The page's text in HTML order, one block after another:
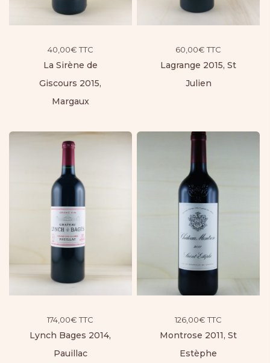
40,00€ TTC
La Sirène de
Giscours 2015,
Margaux
60,00€ TTC
Lagrange 2015, St
Julien
174,00€ TTC
Lynch Bages 2014,
Pauillac
126,00€ TTC
Montrose 2011, St
Estèphe